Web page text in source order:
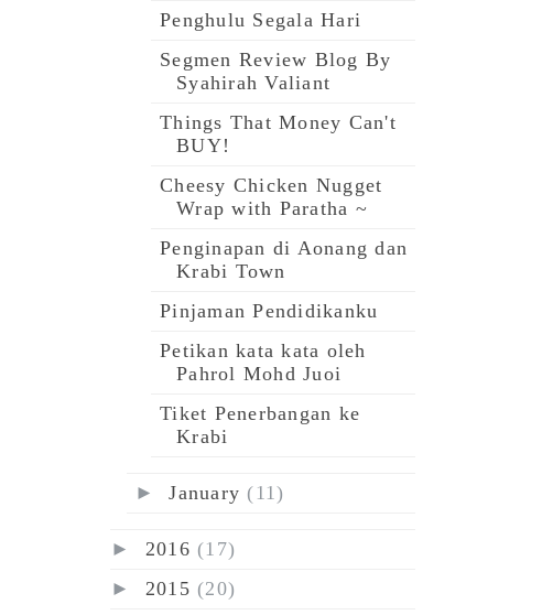
Penghulu Segala Hari
Segmen Review Blog By
Syahirah Valiant
Things That Money Can't
BUY!
Cheesy Chicken Nugget
Wrap with Paratha ~
Penginapan di Aonang dan
Krabi Town
Pinjaman Pendidikanku
Petikan kata kata oleh
Pahrol Mohd Juoi
Tiket Penerbangan ke
Krabi
►January (11)
► 2016 (17)
► 2015 (20)